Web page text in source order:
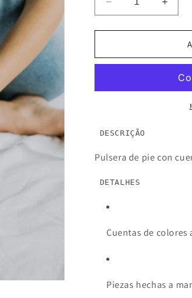
Reducir
cantidad
para
PIE
para
PIE
DESCRIÇÃO
Pulsera de pie con
DETALHES
Cuentas de
Piezas hechas a